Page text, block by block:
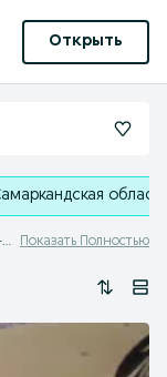
Открыть
Продажа транспорта Самаркандская область - gentra Показать Полностью